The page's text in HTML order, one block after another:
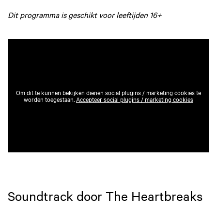
Dit programma is geschikt voor leeftijden 16+
Om dit te kunnen bekijken dienen social plugins / marketing cookies te
worden toegestaan.Accepteer social plugins / marketing cookies
Soundtrack door The Heartbreaks